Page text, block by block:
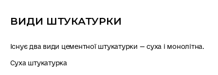
ВИДИ ШТУКАТУРКИ
Існує два види цементної штукатурки — суха і монолітна.
Суха штукатурка